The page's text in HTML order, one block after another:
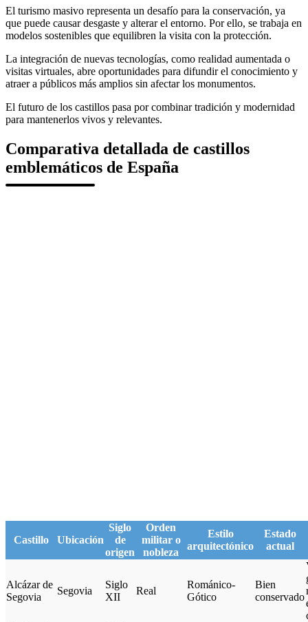
El turismo masivo representa un desafío para la conservación, ya
que puede causar desgaste y alterar el entorno. Por ello, se trabaja en
modelos sostenibles que equilibren la visita con la protección.
La integración de nuevas tecnologías, como realidad aumentada o
visitas virtuales, abre oportunidades para difundir el conocimiento y
atraer a públicos más amplios sin afectar los monumentos.
El futuro de los castillos pasa por combinar tradición y modernidad
para mantenerlos vivos y relevantes.
Comparativa detallada de castillos
emblemáticos de España
Castillo Ubicación
Siglo
de
origen
Orden
militar o
nobleza
Estilo
arquitectónico
Estado
actual
Alcázar de
Segovia
Segovia
Siglo
XII
Real
Románico-
Gótico
Bien
conservado